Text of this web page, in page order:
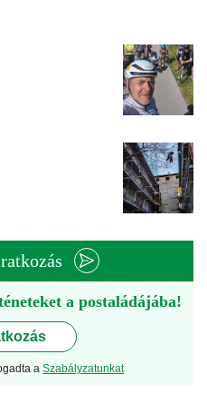
a postaládájába!
a Szabályzatunkat